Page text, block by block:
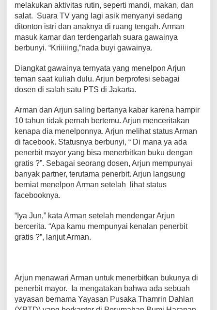
melakukan aktivitas rutin, seperti mandi, makan, dan
salat. Suara TV yang lagi asik menyanyi sedang
ditonton istri dan anaknya di ruang tengah. Arman
masuk kamar dan terdengarlah suara gawainya
berbunyi. “Kriiiiing,”nada buyi gawainya.
Diangkat gawainya ternyata yang menelpon Arjun
teman saat kuliah dulu. Arjun berprofesi sebagai
dosen di salah satu PTS di Jakarta.
Arman dan Arjun saling bertanya kabar karena hampir
10 tahun tidak pernah bertemu. Arjun menceritakan
kenapa dia menelponnya. Arjun melihat status Arman
di facebook. Statusnya berbunyi, “ Di mana ya ada
penerbit mayor yang bisa menerbitkan buku dengan
gratis ?”. Sebagai seorang dosen, Arjun mempunyai
banyak partner, terutama penerbit. Arjun langsung
berniat menelpon Arman setelah lihat status
facebooknya.
“Iya Jun,” kata Arman setelah mendengar Arjun
bercerita. “Apa kamu mempunyai kenalan penerbit
gratis ?”, lanjut Arman.
Arjun menawari Arman untuk menerbitkan bukunya di
penerbit mayor. Ia mengatakan bahwa ada sebuah
yayasan bernama Yayasan Pusaka Thamrin Dahlan